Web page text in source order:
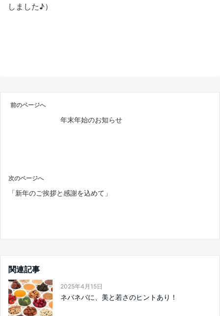
しました♪）
前のページへ
年末年始のお知らせ
次のページへ
「新年のご挨拶と感謝を込めて」
関連記事
2025年4月15日
ネバネバに、美と若さのヒントあり！